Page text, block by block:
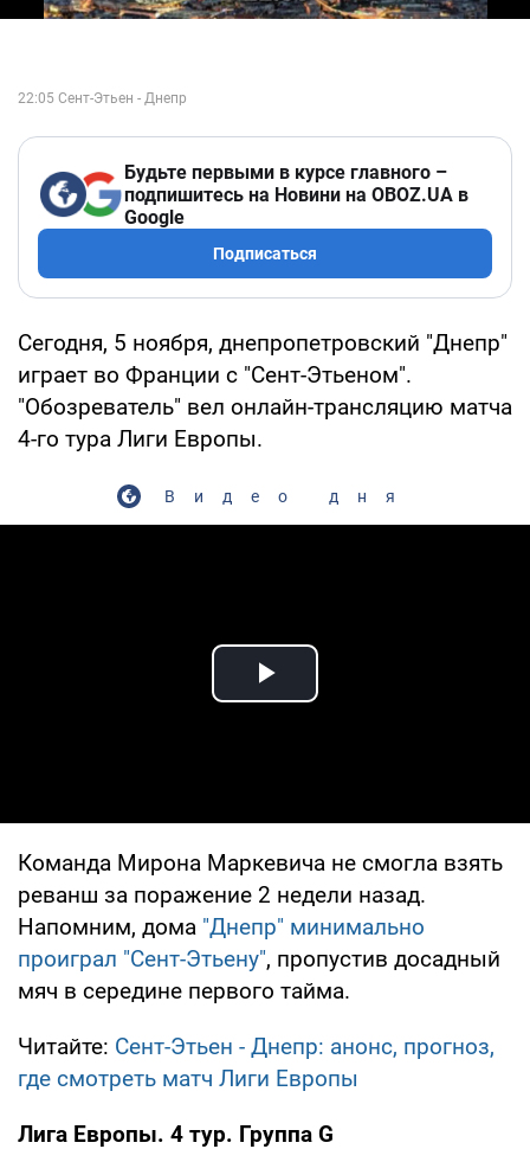
Будьте первыми в курсе главного –
подпишитесь на Новини на OBOZ.UA в
Google
Подписаться
Сегодня, 5 ноября, днепропетровский "Днепр"
играет во Франции с "Сент-Этьеном".
"Обозреватель" вел онлайн-трансляцию матча
4-го тура Лиги Европы.
Видео дня
Play Video
Команда Мирона Маркевича не смогла взять
реванш за поражение 2 недели назад.
Напомним, дома "Днепр" минимально
проиграл "Сент-Этьену", пропустив досадный
мяч в середине первого тайма.
Читайте: Сент-Этьен - Днепр: анонс, прогноз,
где смотреть матч Лиги Европы
Лига Европы. 4 тур. Группа G